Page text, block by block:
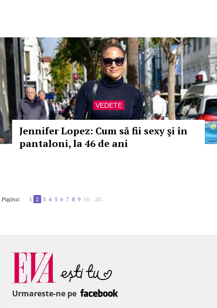
VEDETE
Jennifer Lopez: Cum să fii sexy şi în
pantaloni, la 46 de ani
Pagina: 1 2 3 4 5 6 7 8 9 10.. 20..
Urmareste-ne pe